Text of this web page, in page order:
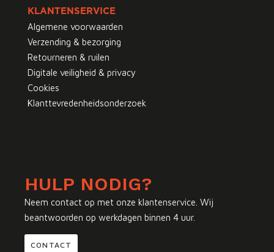
KLANTENSERVICE
Algemene voorwaarden
Verzending & bezorging
Retourneren & ruilen
Digitale veiligheid & privacy
Cookies
Klanttevredenheidsonderzoek
HULP NODIG?
Neem contact op met onze klantenservice. Wij
beantwoorden op werkdagen binnen 4 uur.
CONTACT